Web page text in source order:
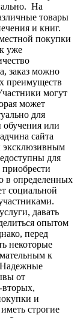
На
товары
и книг.
покупки
уже
заказ можно
преимуществ
могут
может
для
обучения или
сайта
эксклюзивным
для
в определенных
социальной
давать
опытом
перед
некоторые
к
от
и
строгие